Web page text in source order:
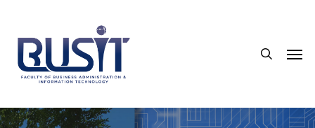
main
content